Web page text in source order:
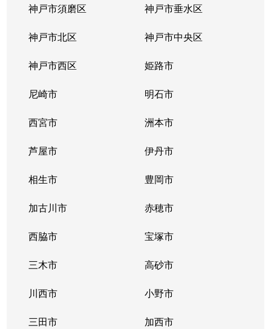
神戸市須磨区 神戸市垂水区
神戸市北区 神戸市中央区
神戸市西区 姫路市
尼崎市 明石市
西宮市 洲本市
芦屋市 伊丹市
相生市 豊岡市
加古川市 赤穂市
西脇市 宝塚市
三木市 高砂市
川西市 小野市
三田市 加西市